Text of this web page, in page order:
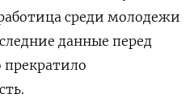
среди молодежи
данные перед
прекратило